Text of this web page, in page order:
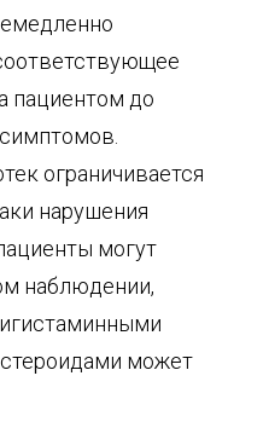
пациентом до
ограничивается
нарушения
могут
наблюдении,
может